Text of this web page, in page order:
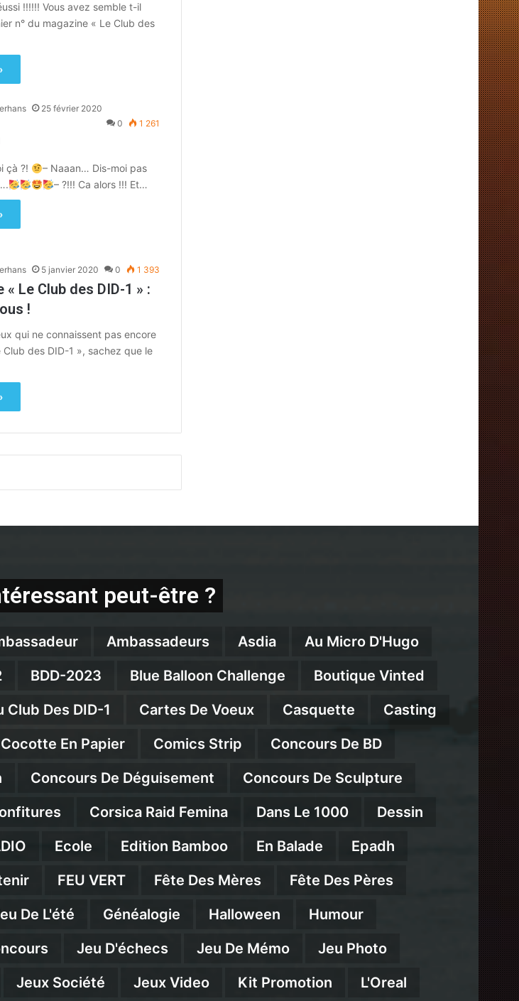
!!!!!! Vous avez semble t-il
n° du magazine « Le Club des
25 février 2020
0
1 261
çà ?!
– Naaan… Dis-moi pas
– ?!!! Ca alors !!! Et…
5 janvier 2020 0 1 393
« Le Club des DID-1 » :
!
qui ne connaissent pas encore
Club des DID-1 », sachez que le
peut-être ?
Ambassadeurs Asdia
Au Micro D'Hugo
BDD-2023 Blue Balloon Challenge
Boutique Vinted
Club Des DID-1 Cartes De Voeux Casquette
Casting
Cocotte En Papier Comics Strip
Concours De BD
Concours De Déguisement
Concours De Sculpture
Corsica Raid Femina Dans Le 1000
Dessin
Ecole Edition Bamboo En Balade
Epadh
FEU VERT Fête Des Mères
Fête Des Pères
De L'été Généalogie Halloween
Humour
Jeu D'échecs Jeu De Mémo
Jeu Photo
Jeux Société Jeux Video Kit Promotion L'Oreal